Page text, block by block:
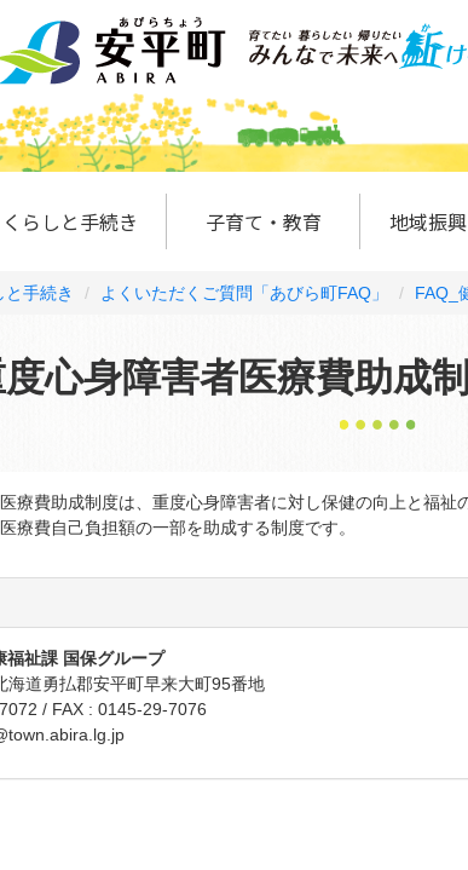
くらしと手続き 子育て・教育 地域振
と手続き よくいただくご質問「あびら町FAQ」 FAQ_
心身障害者医療費助成
療費助成制度は、重度心身障害者に対し保健の向上と福祉
療費自己負担額の一部を助成する制度です。
福祉課 国保グループ
道勇払郡安平町早来大町95番地
/ FAX : 0145-29-7076